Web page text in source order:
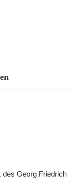
des Georg Friedrich